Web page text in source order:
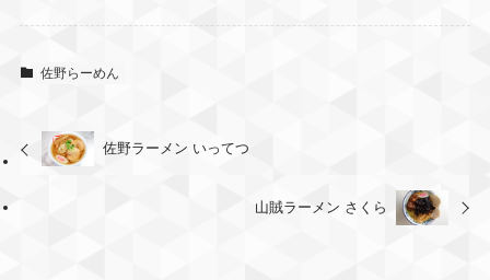
子ども用のおもちゃや絵本
料理を待っている時間も
子どもが過ごしやすかった
#おいでよ佐野市 #さのうま
サクッと揚がったカツに甘
野市 #さのうま #愛情
佐野らーめん
佐野ラーメン いってつ
山賊ラーメン さくら